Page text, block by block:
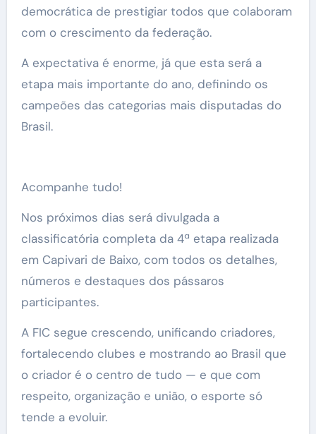
democrática de prestigiar todos que colaboram
com o crescimento da federação.
A expectativa é enorme, já que esta será a
etapa mais importante do ano, definindo os
campeões das categorias mais disputadas do
Brasil.
Acompanhe tudo!
Nos próximos dias será divulgada a
classificatória completa da 4ª etapa realizada
em Capivari de Baixo, com todos os detalhes,
números e destaques dos pássaros
participantes.
A FIC segue crescendo, unificando criadores,
fortalecendo clubes e mostrando ao Brasil que
o criador é o centro de tudo — e que com
respeito, organização e união, o esporte só
tende a evoluir.